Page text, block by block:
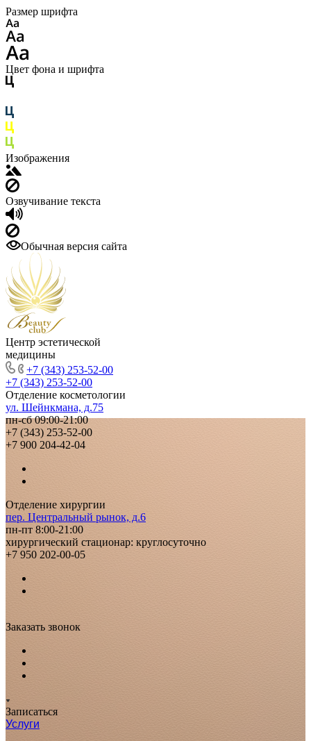
Размер шрифта
Цвет фона и шрифта
Изображения
Озвучивание текста
Обычная версия сайта
Центр эстетической
медицины
+7 (343) 253-52-00
+7 (343) 253-52-00
Отделение косметологии
ул. Шейнкмана, д.75
пн-сб 09:00-21:00
+7 (343) 253-52-00
+7 900 204-42-04
Отделение хирургии
пер. Центральный рынок, д.6
пн-пт 8:00-21:00
хирургический стационар: круглосуточно
+7 950 202-00-05
Заказать звонок
Записаться
Услуги